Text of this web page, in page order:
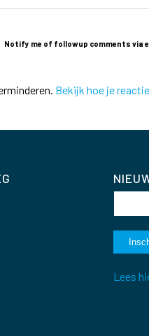
Notify me of followup comments via
Bekijk hoe je
Lees